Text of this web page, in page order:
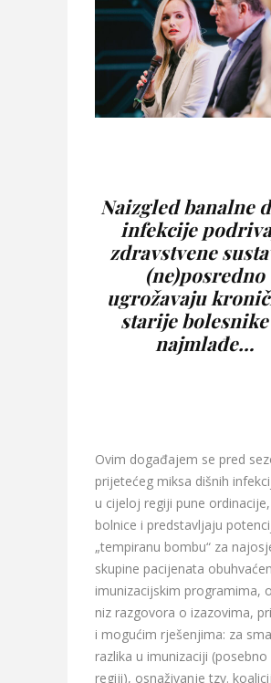
Naizgled banalne
infekcije
zdravstvene
(ne)posredno
ugrožavaju
starije
najmlađe…
Ovim događajem se pred
prijetećeg miksa dišnih
u cijeloj regiji pune ordinacije,
bolnice i predstavljaju
„tempiranu bombu“ za
skupine pacijenata
imunizacijskim programima,
niz razgovora o izazovima,
i mogućim rješenjima: za
razlika u imunizaciji (posebno
regiji), osnaživanje tzv.